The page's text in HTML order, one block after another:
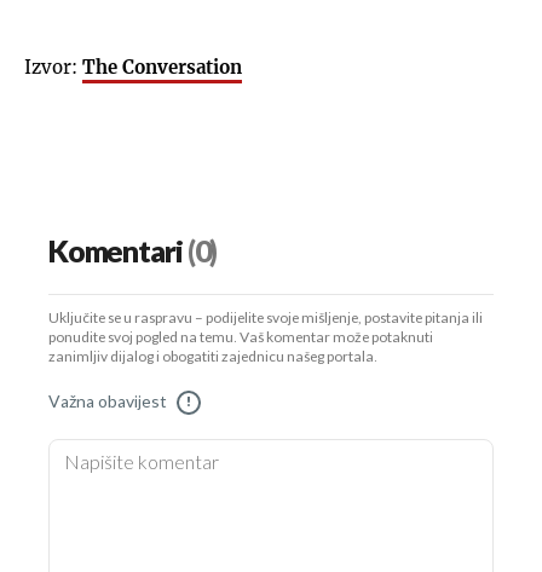
Izvor: The Conversation
Komentari(0)
Uključite se u raspravu – podijelite svoje mišljenje, postavite pitanja ili
ponudite svoj pogled na temu. Vaš komentar može potaknuti
zanimljiv dijalog i obogatiti zajednicu našeg portala.
Važna obavijest !